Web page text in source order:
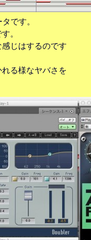
です。
。
じはするのです
る様なヤバさを